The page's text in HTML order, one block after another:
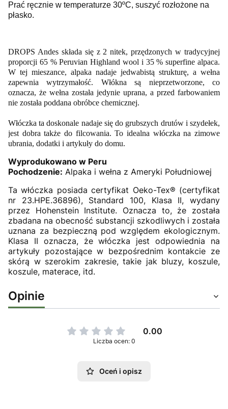
Prać ręcznie w temperaturze 30ºC, suszyć rozłożone na
płasko.
DROPS Andes składa się z 2 nitek, przędzonych w tradycyjnej
proporcji 65 % Peruvian Highland wool i 35 % superfine alpaca.
W tej mieszance, alpaka nadaje jedwabistą strukturę, a wełna
zapewnia wytrzymałość. Włókna są nieprzetworzone, co
oznacza, że wełna została jedynie uprana, a przed farbowaniem
nie została poddana obróbce chemicznej.
Włóczka ta doskonale nadaje się do grubszych drutów i szydełek,
jest dobra także do filcowania. To idealna włóczka na zimowe
ubrania, dodatki i artykuły do domu.
Wyprodukowano w Peru
Pochodzenie: Alpaka i wełna z Ameryki Południowej
Ta włóczka posiada certyfikat Oeko-Tex® (certyfikat
nr 23.HPE.36896), Standard 100, Klasa II, wydany
przez Hohenstein Institute. Oznacza to, że została
zbadana na obecność substancji szkodliwych i została
uznana za bezpieczną pod względem ekologicznym.
Klasa II oznacza, że włóczka jest odpowiednia na
artykuły pozostające w bezpośrednim kontakcie ze
skórą w szerokim zakresie, takie jak bluzy, koszule,
koszule, materace, itd.
Opinie
0.00
Liczba ocen: 0
Oceń i opisz